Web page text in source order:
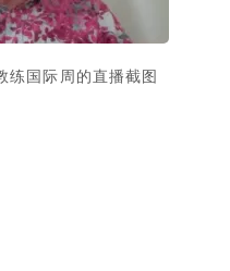
练国际周的直播截图